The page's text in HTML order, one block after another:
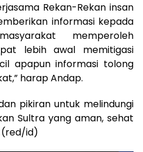
Rekan-Rekan insan
informasi kepada
memperoleh
lebih awal memitigasi
apapun informasi tolong
harap Andap.
pikiran untuk melindungi
Sultra yang aman, sehat
(red/id)